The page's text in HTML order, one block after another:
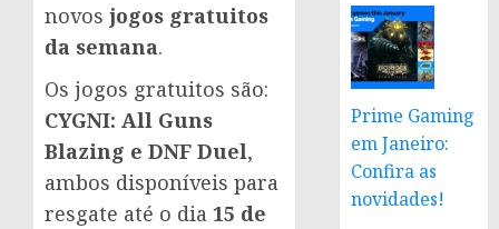
novos jogos gratuitos
da semana.
Os jogos gratuitos são:
CYGNI: All Guns
Blazing e DNF Duel,
ambos disponíveis para
resgate até o dia 15 de
Prime Gaming
em Janeiro:
Confira as
novidades!